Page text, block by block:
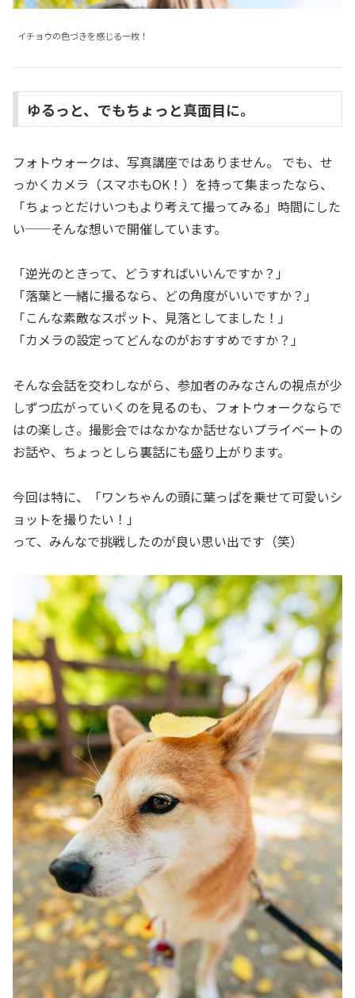
イチョウの色づきを感じる一枚！
ゆるっと、でもちょっと真面目に。
フォトウォークは、写真講座ではありません。 でも、せ
っかくカメラ（スマホもOK！）を持って集まったなら、
「ちょっとだけいつもより考えて撮ってみる」時間にした
い──そんな想いで開催しています。
「逆光のときって、どうすればいいんですか？」
「落葉と一緒に撮るなら、どの角度がいいですか？」
「こんな素敵なスポット、見落としてました！」
「カメラの設定ってどんなのがおすすめですか？」
そんな会話を交わしながら、参加者のみなさんの視点が少
しずつ広がっていくのを見るのも、フォトウォークならで
はの楽しさ。撮影会ではなかなか話せないプライベートの
お話や、ちょっとしら裏話にも盛り上がります。
今回は特に、「ワンちゃんの頭に葉っぱを乗せて可愛いシ
ョットを撮りたい！」
って、みんなで挑戦したのが良い思い出です（笑）